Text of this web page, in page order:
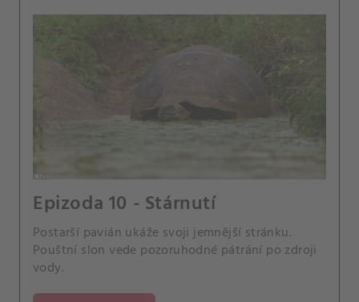
Epizoda 10 - Stárnutí
Postarší pavián ukáže svoji jemnější stránku.
Pouštní slon vede pozoruhodné pátrání po zdroji
vody.